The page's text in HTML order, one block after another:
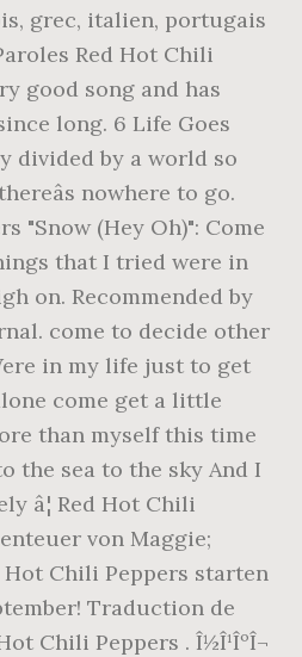
grec, italien, portugais
Red Hot Chili
good song and has
long. 6 Life Goes
divided by a world so
nowhere to go.
"Snow (Hey Oh)": Come
that I tried were in
on. Recommended by
come to decide other
in my life just to get
come get a little
than myself this time
the sea to the sky And I
â¦ Red Hot Chili
von Maggie;
Chili Peppers starten
Traduction de
Chili Peppers . Î½Î¹ÎºÎ¬